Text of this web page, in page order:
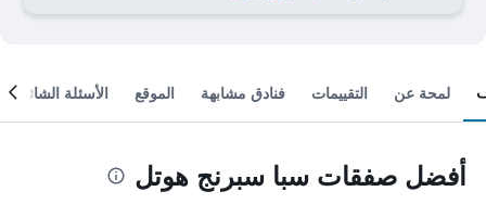
لمحة عن التقييمات فنادق مشابهة الموقع الأسئلة الشائعة
أفضل صفقات سبا سبرنج هوتل